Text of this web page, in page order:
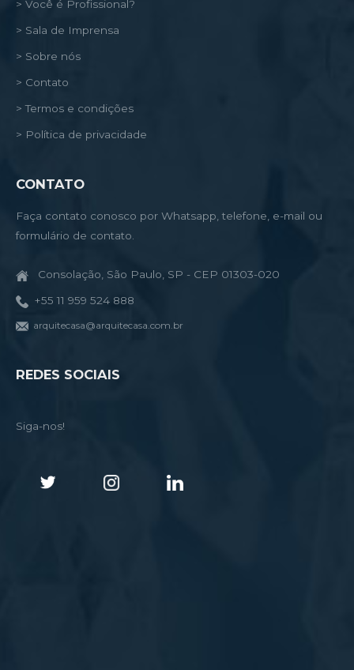
> Você é Profissional?
> Sala de Imprensa
> Sobre nós
> Contato
> Termos e condições
> Política de privacidade
CONTATO
Faça contato conosco por Whatsapp, telefone, e-mail ou
formulário de contato.
Consolação, São Paulo, SP - CEP 01303-020
+55 11 959 524 888
arquitecasa@arquitecasa.com.br
REDES SOCIAIS
Siga-nos!